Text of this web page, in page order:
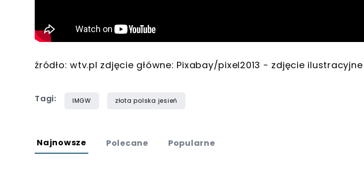
źródło: wtv.pl zdjęcie główne: Pixabay/pixel2013 - zdjęcie ilustracyjne
Tagi: IMGW złota polska jesień
Najnowsze Polecane Popularne